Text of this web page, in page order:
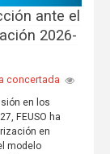
ante el
2026-
concertada
en los
FEUSO ha
en
modelo